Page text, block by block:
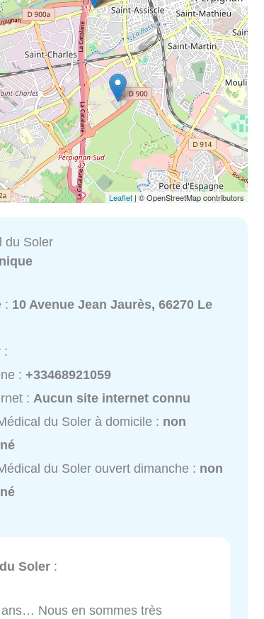
Leaflet | © OpenStreetMap contributors
du Soler
: 10 Avenue Jean Jaurès, 66270 Le
:
:+33468921059
:Aucun site internet connu
du Soler à domicile : non
du Soler ouvert dimanche : non
Soler :
Nous en sommes très